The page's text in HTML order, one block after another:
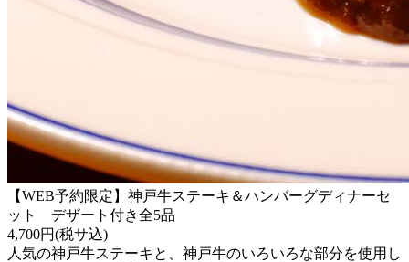
【WEB予約限定】神戸牛ステーキ＆ハンバーグディナーセ
ット デザート付き全5品
4,700円(税サ込)
人気の神戸牛ステーキと、神戸牛のいろいろな部分を使用し